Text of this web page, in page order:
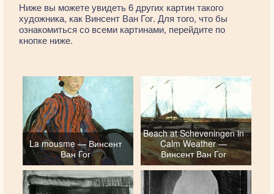
Ниже вы можете увидеть 6 других картин такого
художника, как Винсент Ван Гог. Для того, что бы
ознакомиться со всеми картинами, перейдите по
кнопке ниже.
La mousme — Винсент
Ван Гог
Beach at Scheveningen in
Calm Weather —
Винсент Ван Гог